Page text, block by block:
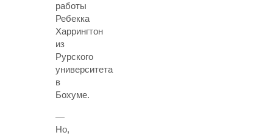
работы
Ребекка
Харрингтон
из
Рурского
университета
в
Бохуме.
—
Но,